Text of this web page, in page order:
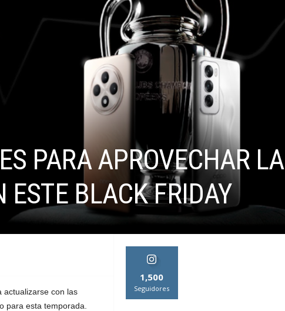
PARA APROVECHAR LA
ESTE BLACK FRIDAY
actualizarse con las
para esta temporada.
1,500
Seguidores